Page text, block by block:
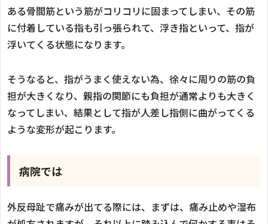
ある骨間筋という筋がコリコリに固まってしまい、その筋
に付着している指も引っ張られて、浮き指といって、指が
浮いてくる状態になります。
そうなると、指がうまく使えない為、徐々に周りの筋の負
担が大きくなり、親指の関節にも負担が通常よりも大きく
なってしまい、結果として指が人差し指側に曲がってくる
ような変形が起こります。
病院では
外反母趾で痛みが出てる際には、まずは、痛み止めや湿布